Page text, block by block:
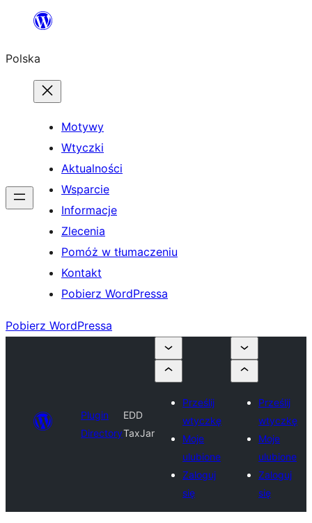
Przejdź
treści
Polska
Motywy
Wtyczki
Aktualności
Wsparcie
Informacje
Zlecenia
Pomóż w tłumaczeniu
Kontakt
Pobierz WordPressa
Pobierz WordPressa
Plugin
Directory
EDD
TaxJar
Prześlij
wtyczkę
Moje
ulubione
Zaloguj
się
Prześlij
wtyczkę
Moje
ulubione
Zaloguj
się